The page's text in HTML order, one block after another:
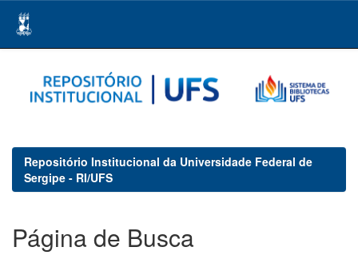
navigation
Repositório Institucional da Universidade Federal de
Sergipe - RI/UFS
Página de Busca